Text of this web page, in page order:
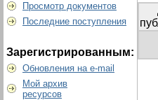
Просмотр документов
Последние поступления
Зарегистрированным:
Обновления на e-mail
Мой архив
ресурсов